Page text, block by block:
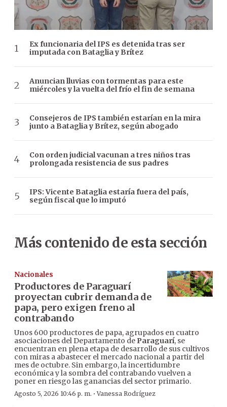
Ex funcionaria del IPS es detenida tras ser
imputada con Bataglia y Brítez
Anuncian lluvias con tormentas para este
miércoles y la vuelta del frío el fin de semana
Consejeros de IPS también estarían en la mira
junto a Bataglia y Brítez, según abogado
Con orden judicial vacunan a tres niños tras
prolongada resistencia de sus padres
IPS: Vicente Bataglia estaría fuera del país,
según fiscal que lo imputó
Más contenido de esta sección
Nacionales
Productores de Paraguarí
proyectan cubrir demanda de
papa, pero exigen freno al
contrabando
Unos 600 productores de papa, agrupados en cuatro
asociaciones del Departamento de Paraguarí, se
encuentran en plena etapa de desarrollo de sus cultivos
con miras a abastecer el mercado nacional a partir del
mes de octubre. Sin embargo, la incertidumbre
económica y la sombra del contrabando vuelven a
poner en riesgo las ganancias del sector primario.
Agosto 5, 2026 10:46 p. m. ·Vanessa Rodríguez